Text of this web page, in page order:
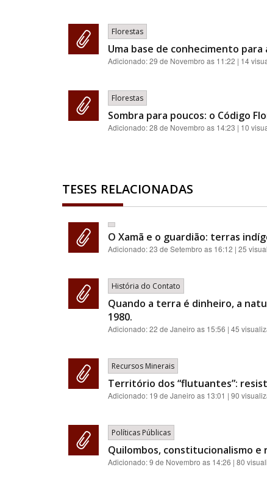
Florestas
Uma base de conhecimento
Adicionado:29 de Novembro as 11:22 | 14
Florestas
Sombra para poucos: o Código
Adicionado:28 de Novembro as 14:23 | 10
TESES RELACIONADAS
O Xamã e o guardião: terras
Adicionado:23 de Setembro as 16:12 | 25
História do Contato
Quando a terra é dinheiro, a
1980.
Adicionado:22 de Janeiro as 15:56 | 45
Recursos Minerais
Território dos “flutuantes”:
Adicionado: 19 de Janeiro as 13:01 | 90
Políticas Públicas
Quilombos, constitucionalismo e
Adicionado:9 de Novembro as 14:26 | 80